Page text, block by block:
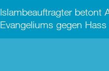
Islambeauftragter betont
Evangeliums gegen